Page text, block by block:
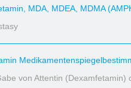
MDA, MDEA, MDMA
von Attentin